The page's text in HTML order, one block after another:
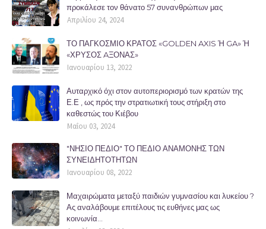
προκάλεσε τον θάνατο 57 συνανθρώπων μας
Απριλίου 24, 2024
ΤΟ ΠΑΓΚΟΣΜΙΟ ΚΡΑΤΟΣ «GOLDEN AXIS Ή GA» Ή
«ΧΡΥΣΟΣ AΞΟΝΑΣ»
Ιανουαρίου 13, 2022
Αυταρχικό όχι στον αυτοπεριορισμό των κρατών της
Ε.Ε , ως πρός την στρατιωτική τους στήριξη στο
καθεστώς του Κιέβου
Μαΐου 03, 2024
"ΝΗΣΙΟ ΠΕΔΙΟ" ΤΟ ΠΕΔΙΟ ΑΝΑΜΟΝΗΣ ΤΩΝ
ΣΥΝΕΙΔΗΤΟΤΗΤΩΝ
Ιανουαρίου 08, 2022
Μαχαιρώματα μεταξύ παιδιών γυμνασίου και λυκείου ?
Ας αναλάβουμε επιτέλους τις ευθήνες μας ως
κοινωνία...